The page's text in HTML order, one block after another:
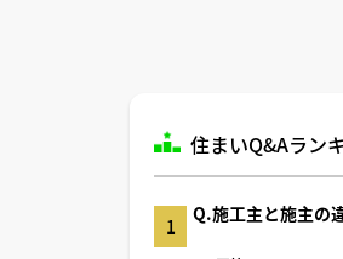
住まいQ&Aラン
1
Q.施工主と施主の